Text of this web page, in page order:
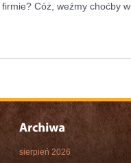
firmie? Cóż, weźmy choćby w
sierpień 2026